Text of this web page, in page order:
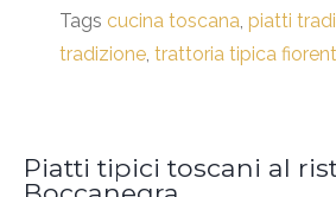
Tags cucina toscana, piatti
tradizione, trattoria tipica
Piatti tipici toscani al